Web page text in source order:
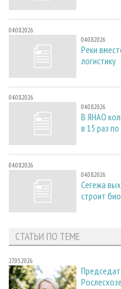
04.08.2026
04.08.2026
Реки
логистику
04.08.2026
04.08.2026
В ЯНАО
в 15 раз
04.08.2026
04.08.2026
Сегежа
строит
СТАТЬИ ПО ТЕМЕ
27.05.2026